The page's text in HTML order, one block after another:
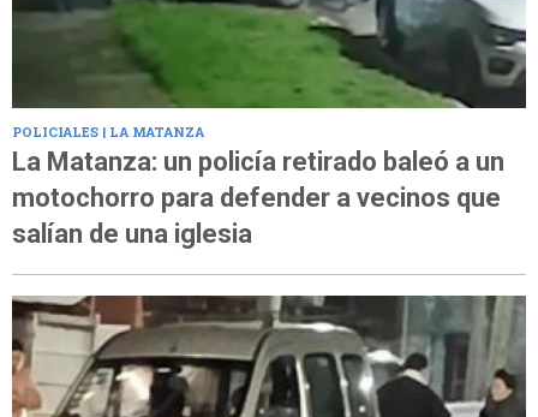
POLICIALES | LA MATANZA
La Matanza: un policía retirado baleó a un
motochorro para defender a vecinos que
salían de una iglesia